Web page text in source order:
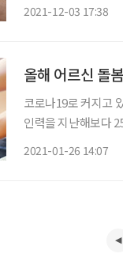
2021-12-03 17:38
올해 어르신 돌
코로나19로 커지고
인력을 지난해보다
2021-01-26 14:07